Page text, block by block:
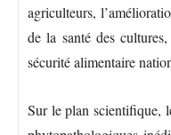
agriculteurs,
de la santé des
sécurité alimentaire
Sur le plan scientifique,